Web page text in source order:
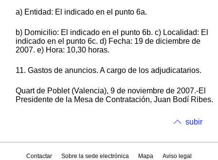
a) Entidad: El indicado en el punto 6a.
b) Domicilio: El indicado en el punto 6b. c) Localidad: El
indicado en el punto 6c. d) Fecha: 19 de diciembre de
2007. e) Hora: 10,30 horas.
11. Gastos de anuncios. A cargo de los adjudicatarios.
Quart de Poblet (Valencia), 9 de noviembre de 2007.-El
Presidente de la Mesa de Contratación, Juan Bodí Ribes.
subir
Contactar Sobre la sede electrónica Mapa
Aviso legal